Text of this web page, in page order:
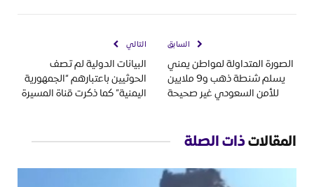
السابق
الصورة المتداولة لمواطن يمني
يسلم شنطة ذهب و9 ملايين
للأمن السعودي غير صحيحة
التالي
البيانات الدولية لم تصف
الحوثيين باعتبارهم “الجمهورية
اليمنية” كما ذكرت قناة المسيرة
المقالاتذات الصلة